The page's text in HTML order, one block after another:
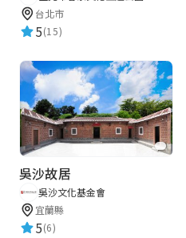
台北市
5(15)
吳沙故居
吳沙文化基金會
宜蘭縣
5(6)